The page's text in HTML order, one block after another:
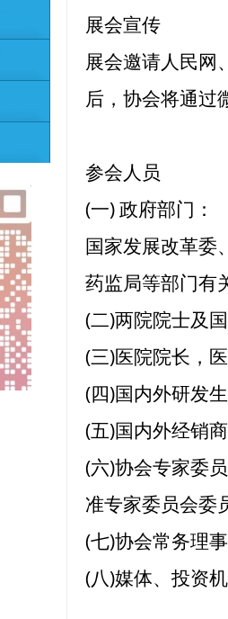
展会宣传
展会邀请人民网
后，协会将通过
参会人员
(一) 政府部门：
国家发展改革委
药监局等部门有
(二)两院院士及
(三)医院院长，
(四)国内外研发
(五)国内外经销
(六)协会专家委
准专家委员会委
(七)协会常务理
(八)媒体、投资